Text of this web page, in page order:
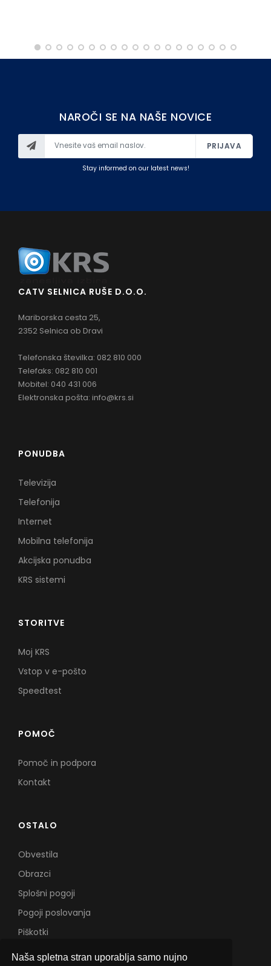
Naša spletna stran uporablja samo nujno
NAROČI SE NA NAŠE NOVICE
PRIJAVA
Stay informed on our latest news!
CATV SELNICA RUŠE D.O.O.
Mariborska cesta 25,
2352 Selnica ob Dravi
Telefonska številka: 082 810 000
Telefaks: 082 810 001
Mobitel: 040 431 006
Elektronska pošta: info@krs.si
PONUDBA
Televizija
Telefonija
Internet
Mobilna telefonija
Akcijska ponudba
KRS sistemi
STORITVE
Moj KRS
Vstop v e-pošto
Speedtest
POMOČ
Pomoč in podpora
Kontakt
OSTALO
Obvestila
Obrazci
Splošni pogoji
Pogoji poslovanja
Piškotki